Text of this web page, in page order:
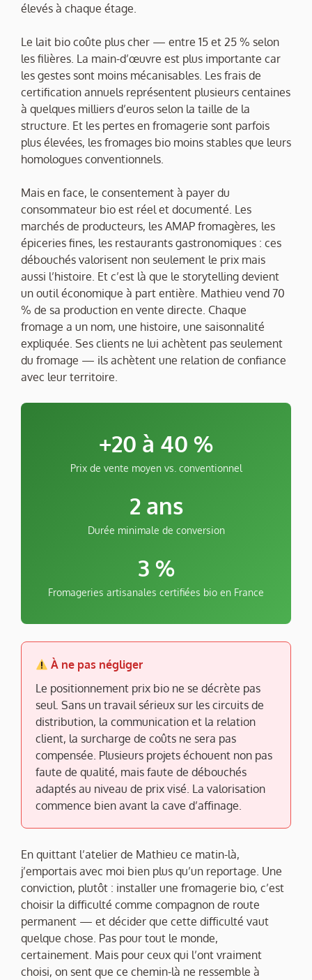
élevés à chaque étage.
Le lait bio coûte plus cher — entre 15 et 25 % selon
les filières. La main-d’œuvre est plus importante car
les gestes sont moins mécanisables. Les frais de
certification annuels représentent plusieurs centaines
à quelques milliers d’euros selon la taille de la
structure. Et les pertes en fromagerie sont parfois
plus élevées, les fromages bio moins stables que leurs
homologues conventionnels.
Mais en face, le consentement à payer du
consommateur bio est réel et documenté. Les
marchés de producteurs, les AMAP fromagères, les
épiceries fines, les restaurants gastronomiques : ces
débouchés valorisent non seulement le prix mais
aussi l’histoire. Et c’est là que le storytelling devient
un outil économique à part entière. Mathieu vend 70
% de sa production en vente directe. Chaque
fromage a un nom, une histoire, une saisonnalité
expliquée. Ses clients ne lui achètent pas seulement
du fromage — ils achètent une relation de confiance
avec leur territoire.
+20 à 40 %
Prix de vente moyen vs. conventionnel
2 ans
Durée minimale de conversion
3 %
Fromageries artisanales certifiées bio en France
À ne pas négliger
Le positionnement prix bio ne se décrète pas
seul. Sans un travail sérieux sur les circuits de
distribution, la communication et la relation
client, la surcharge de coûts ne sera pas
compensée. Plusieurs projets échouent non pas
faute de qualité, mais faute de débouchés
adaptés au niveau de prix visé. La valorisation
commence bien avant la cave d’affinage.
En quittant l’atelier de Mathieu ce matin-là,
j’emportais avec moi bien plus qu’un reportage. Une
conviction, plutôt : installer une fromagerie bio, c’est
choisir la difficulté comme compagnon de route
permanent — et décider que cette difficulté vaut
quelque chose. Pas pour tout le monde,
certainement. Mais pour ceux qui l’ont vraiment
choisi, on sent que ce chemin-là ne ressemble à